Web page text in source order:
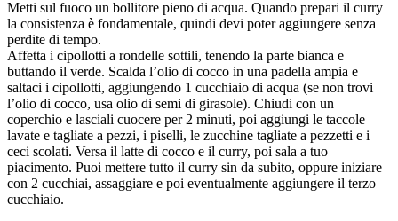
Metti sul fuoco un bollitore pieno di acqua. Quando prepari il curry
la consistenza è fondamentale, quindi devi poter aggiungere senza
perdite di tempo.
Affetta i cipollotti a rondelle sottili, tenendo la parte bianca e
buttando il verde. Scalda l’olio di cocco in una padella ampia e
saltaci i cipollotti, aggiungendo 1 cucchiaio di acqua (se non trovi
l’olio di cocco, usa olio di semi di girasole). Chiudi con un
coperchio e lasciali cuocere per 2 minuti, poi aggiungi le taccole
lavate e tagliate a pezzi, i piselli, le zucchine tagliate a pezzetti e i
ceci scolati. Versa il latte di cocco e il curry, poi sala a tuo
piacimento. Puoi mettere tutto il curry sin da subito, oppure iniziare
con 2 cucchiai, assaggiare e poi eventualmente aggiungere il terzo
cucchiaio.